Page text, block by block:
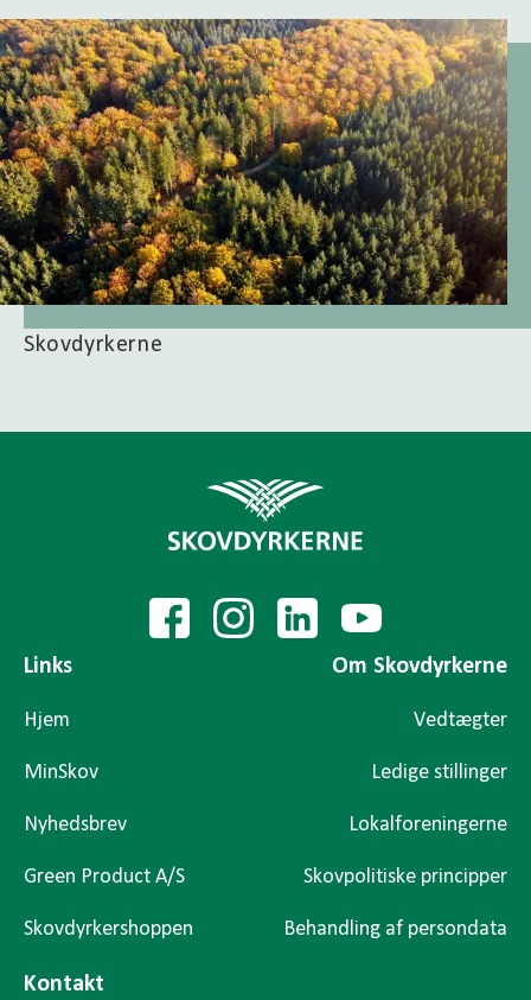
Skovdyrkerne
Links
Hjem
MinSkov
Nyhedsbrev
Green Product A/S
Skovdyrkershoppen
Om Skovdyrkerne
Vedtægter
Ledige stillinger
Lokalforeningerne
Skovpolitiske principper
Behandling af persondata
Kontakt